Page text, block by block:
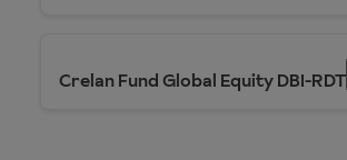
Crelan Fund Global Equity DBI-RDT